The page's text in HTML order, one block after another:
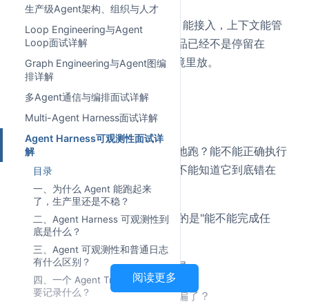
生产级Agent架构、组织与人才
Loop Engineering与Agent
Loop面试详解
Graph Engineering与Agent图编
排详解
多Agent通信与编排面试详解
Multi-Agent Harness面试详解
Agent Harness可观测性面试详
解
目录
一、为什么 Agent 能跑起来
了，生产里还是不稳？
二、Agent Harness 可观测性到
底是什么？
三、Agent 可观测性和普通日志
有什么区别？
四、一个 Agent Trace 里到底
要记录什么？
模型能推理，工具能调用，MCP 能接入，上下文能管
理，任务也能拆解执行。很多产品已经不是停留在
Demo，而是真的开始往生产环境里放。
但生产环境最残酷的地方在于：
Agent 能跑起来，只是第一步。
真正难的是：它能不能长期稳定地跑？能不能正确执行
长链路复杂任务？出了错，你能不能知道它到底错在
哪？
很多团队一开始做 Agent，关注的是"能不能完成任
务"。
一进生产才发现，更要命的问题是：
任务跑了 20 步，哪一步开始偏了？
阅读更多